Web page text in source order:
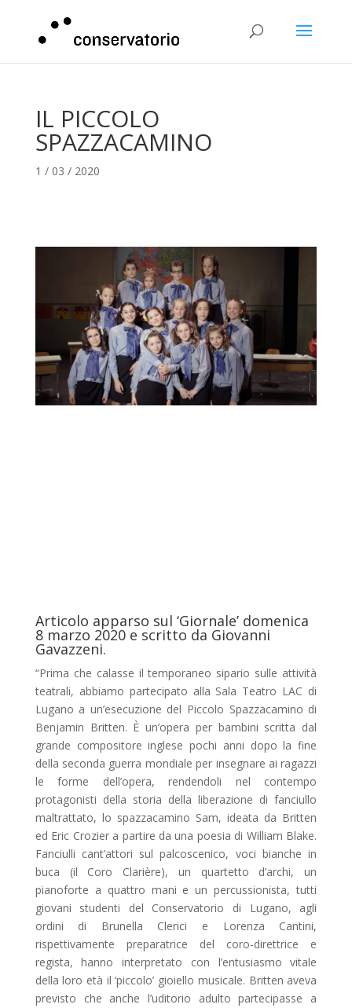
IL PICCOLO
SPAZZACAMINO
1 / 03 / 2020
Articolo apparso sul ‘Giornale’ domenica
8 marzo 2020 e scritto da Giovanni
Gavazzeni.
“Prima che calasse il temporaneo sipario sulle attività
teatrali, abbiamo partecipato alla Sala Teatro LAC di
Lugano a un’esecuzione del Piccolo Spazzacamino di
Benjamin Britten. È un’opera per bambini scritta dal
grande compositore inglese pochi anni dopo la fine
della seconda guerra mondiale per insegnare ai ragazzi
le forme dell’opera, rendendoli nel contempo
protagonisti della storia della liberazione di fanciullo
maltrattato, lo spazzacamino Sam, ideata da Britten
ed Eric Crozier a partire da una poesia di William Blake.
Fanciulli cant’attori sul palcoscenico, voci bianche in
buca (il Coro Clarière), un quartetto d’archi, un
pianoforte a quattro mani e un percussionista, tutti
giovani studenti del Conservatorio di Lugano, agli
ordini di Brunella Clerici e Lorenza Cantini,
rispettivamente preparatrice del coro-direttrice e
regista, hanno interpretato con l’entusiasmo vitale
della loro età il ‘piccolo’ gioiello musicale. Britten aveva
previsto che anche l’uditorio adulto partecipasse a